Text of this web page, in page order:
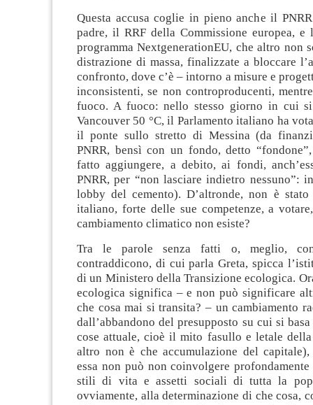
Questa accusa coglie in pieno anche il
padre, il RRF della Commissione europea, e
programma NextgenerationEU, che altro non
distrazione di massa, finalizzate a bloccare
confronto, dove c’è – intorno a misure e
inconsistenti, se non controproducenti,
fuoco. A fuoco: nello stesso giorno in cui
Vancouver 50 °C, il Parlamento italiano ha
il ponte sullo stretto di Messina (da
PNRR, bensì con un fondo, detto
fatto aggiungere, a debito, ai fondi,
PNRR, per “non lasciare indietro nessuno”:
lobby del cemento). D’altronde, non è
italiano, forte delle sue competenze, a
cambiamento climatico non esiste?
Tra le parole senza fatti o, meglio,
contraddicono, di cui parla Greta, spicca
di un Ministero della Transizione ecologica.
ecologica significa – e non può significare
che cosa mai si transita? – un cambiamento
dall’abbandono del presupposto su cui si
cose attuale, cioè il mito fasullo e letale della
altro non è che accumulazione del
essa non può non coinvolgere
stili di vita e assetti sociali di tutta la
ovviamente, alla determinazione di che cosa,